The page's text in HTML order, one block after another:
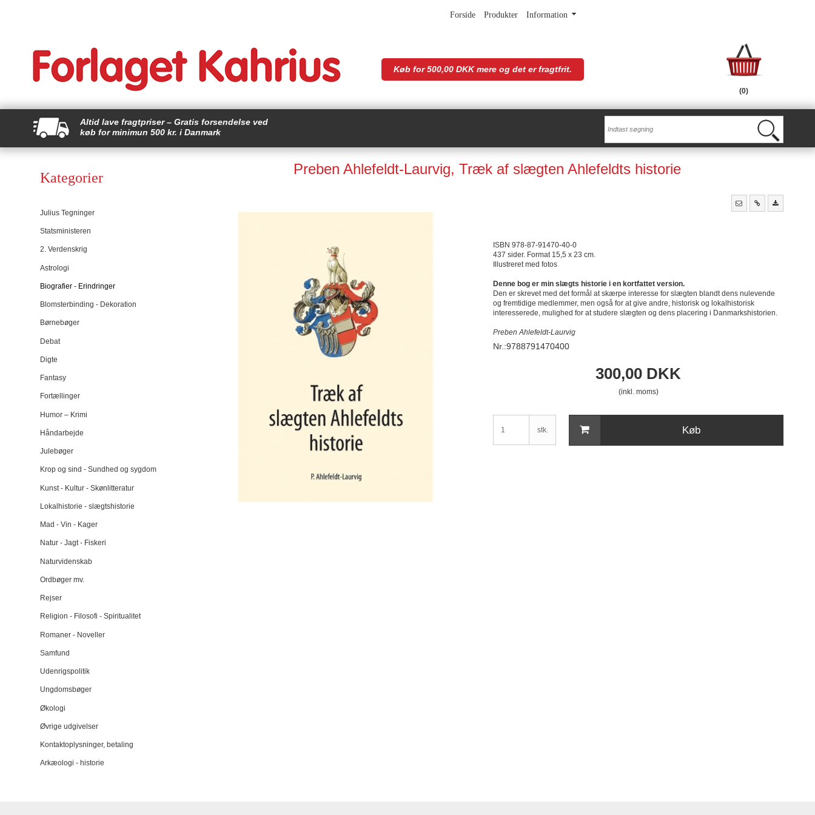
Forside Produkter Information
Køb for 500,00 DKK mere og det er fragtfrit.
(0)
Altid lave fragtpriser – Gratis forsendelse ved
køb for minimun 500 kr. i Danmark
Kategorier
Julius Tegninger
Statsministeren
2. Verdenskrig
Astrologi
Biografier - Erindringer
Blomsterbinding - Dekoration
Børnebøger
Debat
Digte
Fantasy
Fortællinger
Humor – Krimi
Håndarbejde
Julebøger
Krop og sind - Sundhed og sygdom
Kunst - Kultur - Skønlitteratur
Lokalhistorie - slægtshistorie
Mad - Vin - Kager
Natur - Jagt - Fiskeri
Naturvidenskab
Ordbøger mv.
Rejser
Religion - Filosofi - Spiritualitet
Romaner - Noveller
Samfund
Udenrigspolitik
Ungdomsbøger
Økologi
Øvrige udgivelser
Kontaktoplysninger, betaling
Arkæologi - historie
Preben Ahlefeldt-Laurvig, Træk af slægten Ahlefeldts historie
ISBN 978-87-91470-40-0
437 sider. Format 15,5 x 23 cm.
Illustreret med fotos
Denne bog er min slægts historie i en kortfattet version.
Den er skrevet med det formål at skærpe interesse for slægten blandt dens nulevende
og fremtidige medlemmer, men også for at give andre, historisk og lokalhistorisk
interesserede, mulighed for at studere slægten og dens placering i Danmarkshistorien.
Preben Ahlefeldt-Laurvig
Nr.:9788791470400
300,00 DKK
(inkl. moms)
stk. Køb